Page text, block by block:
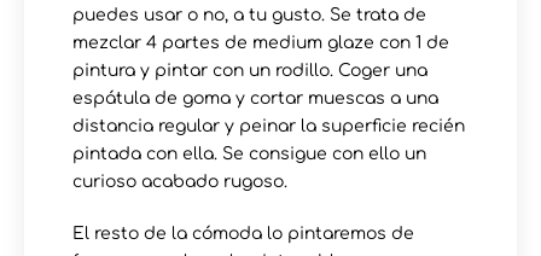
puedes usar o no, a tu gusto. Se trata de
mezclar 4 partes de medium glaze con 1 de
pintura y pintar con un rodillo. Coger una
espátula de goma y cortar muescas a una
distancia regular y peinar la superficie recién
pintada con ella. Se consigue con ello un
curioso acabado rugoso.
El resto de la cómoda lo pintaremos de